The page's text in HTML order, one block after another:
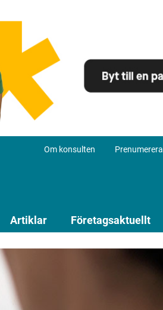
Om konsulten Prenumerera
Artiklar Företagsaktuellt